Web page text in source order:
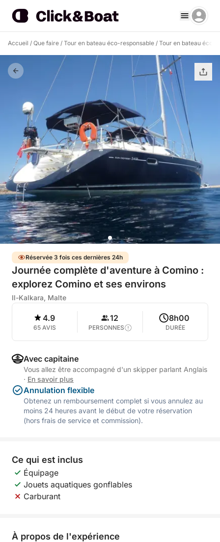
Accueil / Que faire / Tour en bateau éco-responsable / Tour en bateau éco-
Réservée 3 fois ces dernières 24h
Journée complète d'aventure à Comino :
explorez Comino et ses environs
Il-Kalkara, Malte
4.9
65 AVIS
12
PERSONNES
8h00
DURÉE
Avec capitaine
Vous allez être accompagné d'un skipper parlant Anglais
· En savoir plus
Annulation flexible
Obtenez un remboursement complet si vous annulez au
moins 24 heures avant le début de votre réservation
(hors frais de service et commission).
Ce qui est inclus
Équipage
Jouets aquatiques gonflables
Carburant
À propos de l'expérience